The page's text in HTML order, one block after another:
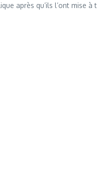
après qu’ils l’ont mise